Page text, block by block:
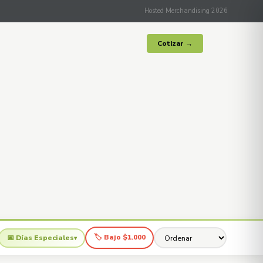
Hosted Merchandising 2026
Cotizar →
📅 Días Especiales▾ 🏷 Bajo $1.000